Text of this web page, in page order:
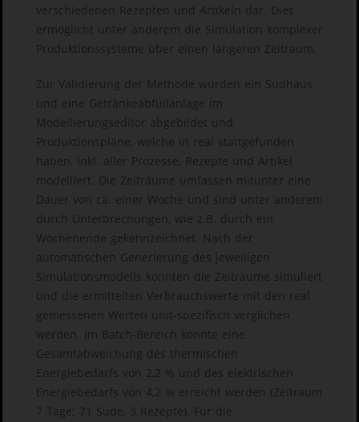
verschiedenen Rezepten und Artikeln dar. Dies
ermöglicht unter anderem die Simulation komplexer
Produktionssysteme über einen längeren Zeitraum.
Zur Validierung der Methode wurden ein Sudhaus
und eine Getränkeabfüllanlage im
Modellierungseditor abgebildet und
Produktionspläne, welche in real stattgefunden
haben, inkl. aller Prozesse, Rezepte und Artikel
modelliert. Die Zeiträume umfassen mitunter eine
Dauer von ca. einer Woche und sind unter anderem
durch Unterbrechungen, wie z.B. durch ein
Wochenende gekennzeichnet. Nach der
automatischen Generierung des jeweiligen
Simulationsmodells konnten die Zeiträume simuliert
und die ermittelten Verbrauchswerte mit den real
gemessenen Werten unit-spezifisch verglichen
werden. Im Batch-Bereich konnte eine
Gesamtabweichung des thermischen
Energiebedarfs von 2,2 % und des elektrischen
Energiebedarfs von 4,2 % erreicht werden (Zeitraum
7 Tage; 71 Sude, 3 Rezepte). Für die